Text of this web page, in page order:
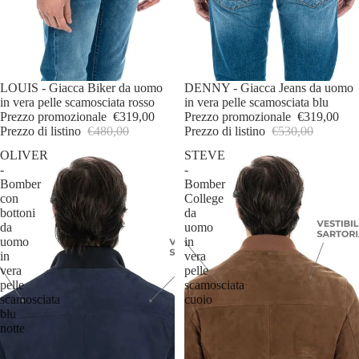
IN OFFERTA
LOUIS - Giacca Biker da uomo
in vera pelle scamosciata rosso
Prezzo promozionale €319,00
Prezzo di listino €480,00
IN OFFERTA
DENNY - Giacca Jeans da uomo
in vera pelle scamosciata blu
Prezzo promozionale €319,00
Prezzo di listino €530,00
OLIVER
-
Bomber
con
bottoni
da
uomo
in
vera
pelle
scamosciata
blu
notte
STEVE
-
Bomber
College
da
uomo
in
vera
pelle
scamosciata
cuoio